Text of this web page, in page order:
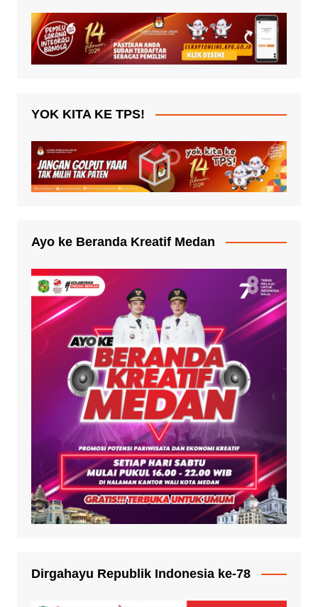
YOK KITA KE TPS!
Ayo ke Beranda Kreatif Medan
Dirgahayu Republik Indonesia ke-78